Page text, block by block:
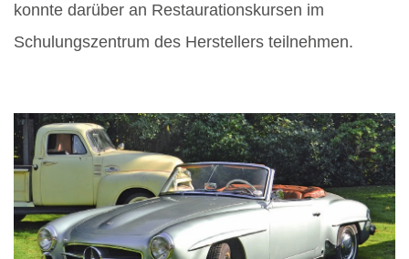
konnte darüber an Restaurationskursen im
Schulungszentrum des Herstellers teilnehmen.